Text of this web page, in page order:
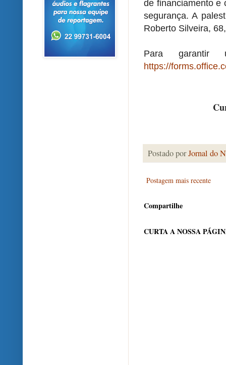
de financiamento e
segurança. A
Roberto Silveira,
Para
https://
Postado porJornal do
Postagem mais recente
Compartilhe
CURTA A NOSSA